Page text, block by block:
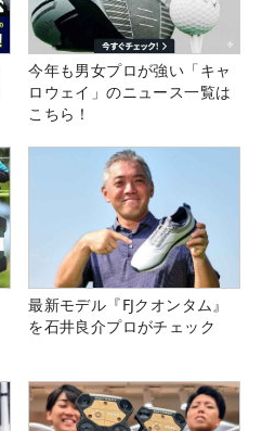
今年も男女プロが強い「キャ
ロウェイ」のニュース一覧は
こちら！
最新モデル『FJクオンタム』
を石井良介プロがチェック